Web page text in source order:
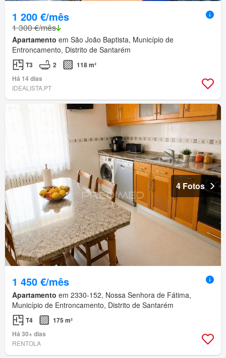
1 200 €/mês
1 300 €/mês
Apartamento em São João Baptista, Município de
Entroncamento, Distrito de Santarém
T3 2
118 m²
Há 14 dias
IDEALISTA.PT
4 Fotos
1 450 €/mês
Apartamento em 2330-152, Nossa Senhora de Fátima,
Município de Entroncamento, Distrito de Santarém
T4
175 m²
Há 30+ dias
RENTOLA